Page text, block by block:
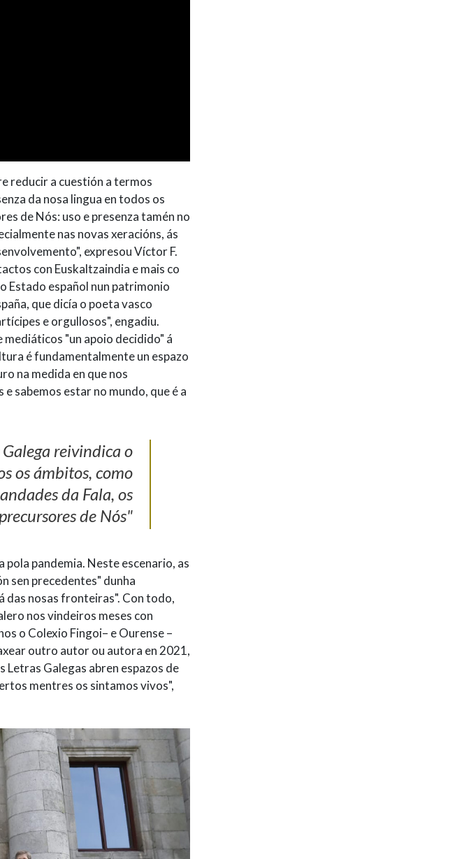
reducir a cuestión a termos
da nosa lingua en todos os
de Nós: uso e presenza tamén no
nas novas xeracións, ás
expresou Víctor F.
con Euskaltzaindia e mais co
Estado español nun patrimonio
que dicía o poeta vasco
e orgullosos", engadiu.
"un apoio decidido" á
é fundamentalmente un espazo
na medida en que nos
sabemos estar no mundo, que é a
reivindica o
os ámbitos, como
da Fala, os
precursores de Nós"
pandemia. Neste escenario, as
sen precedentes" dunha
das nosas fronteiras". Con todo,
nos vindeiros meses con
o Colexio Fingoi– e Ourense –
outro autor ou autora en 2021,
Letras Galegas abren espazos de
mentres os sintamos vivos",